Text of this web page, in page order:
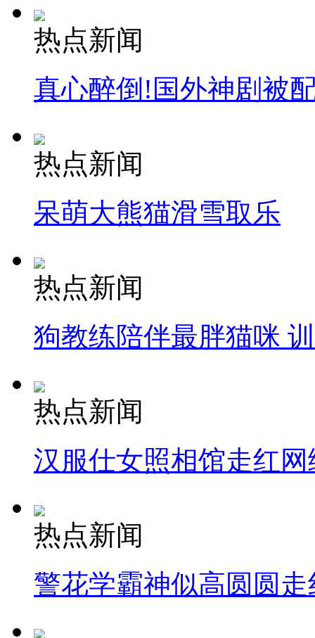
热点新闻
真心醉倒!国外神剧被
热点新闻
呆萌大熊猫滑雪取乐
热点新闻
狗教练陪伴最胖猫咪
热点新闻
汉服仕女照相馆走红网
热点新闻
警花学霸神似高圆圆走